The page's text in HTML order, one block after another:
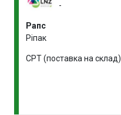
-
Рапс
Ріпак
CPT (поставка на склад)